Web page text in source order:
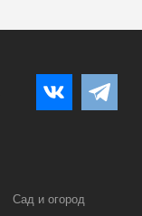
Сад и огород